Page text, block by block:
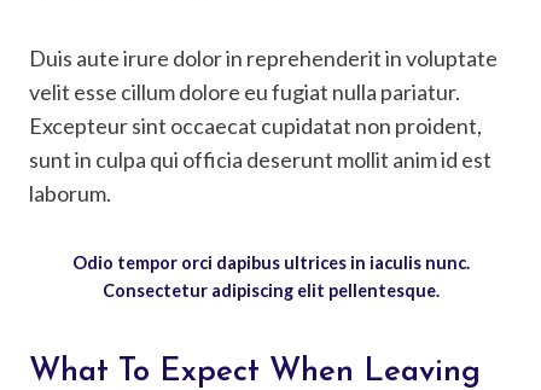
Duis aute irure dolor in reprehenderit in voluptate
velit esse cillum dolore eu fugiat nulla pariatur.
Excepteur sint occaecat cupidatat non proident,
sunt in culpa qui officia deserunt mollit anim id est
laborum.
Odio tempor orci dapibus ultrices in iaculis nunc.
Consectetur adipiscing elit pellentesque.
What To Expect When Leaving